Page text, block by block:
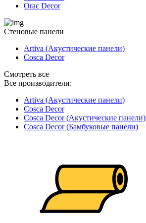
Orac Decor
Стеновые панели
Artiva (Акустические панели)
Cosca Decor
Смотреть все
Все производители:
Artiva (Акустические панели)
Cosca Decor
Cosca Decor (Акустические панели)
Cosca Decor (Бамбуковые панели)